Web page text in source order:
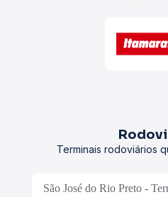
Terminais rodoviários
São José do Rio Preto -